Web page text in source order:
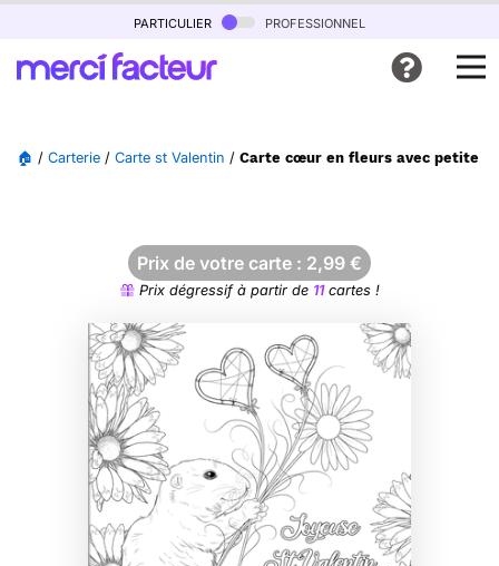
particulier professionnel
🏠 / Carterie / Carte st Valentin / Carte cœur en fleurs avec petite
Prix de votre carte : 2,99 €
Prix dégressif à partir de 11cartes !